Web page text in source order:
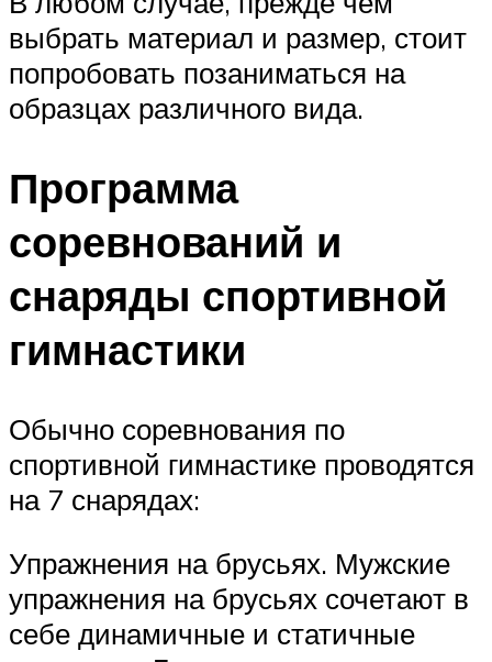
выбрать материал и размер, стоит
попробовать позаниматься на
образцах различного вида.
Программа
соревнований и
снаряды спортивной
гимнастики
Обычно соревнования по
спортивной гимнастике проводятся
на 7 снарядах:
Упражнения на брусьях. Мужские
упражнения на брусьях сочетают в
себе динамичные и статичные